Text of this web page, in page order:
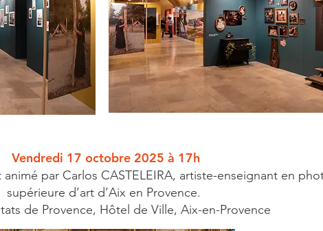
Vendredi 17 octobre 2025 à 17h
par Carlos CASTELEIRA, artiste-enseignant en
supérieure d’art d’Aix en Provence.
de Provence, Hôtel de Ville, Aix-en-Provence